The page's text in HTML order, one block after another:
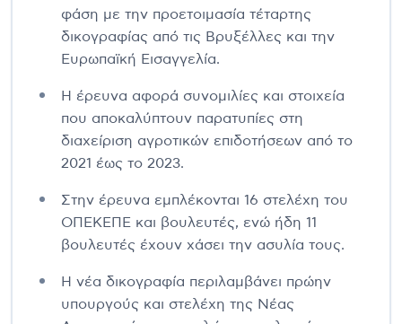
φάση με την προετοιμασία τέταρτης
δικογραφίας από τις Βρυξέλλες και την
Ευρωπαϊκή Εισαγγελία.
Η έρευνα αφορά συνομιλίες και στοιχεία
που αποκαλύπτουν παρατυπίες στη
διαχείριση αγροτικών επιδοτήσεων από το
2021 έως το 2023.
Στην έρευνα εμπλέκονται 16 στελέχη του
ΟΠΕΚΕΠΕ και βουλευτές, ενώ ήδη 11
βουλευτές έχουν χάσει την ασυλία τους.
Η νέα δικογραφία περιλαμβάνει πρώην
υπουργούς και στελέχη της Νέας